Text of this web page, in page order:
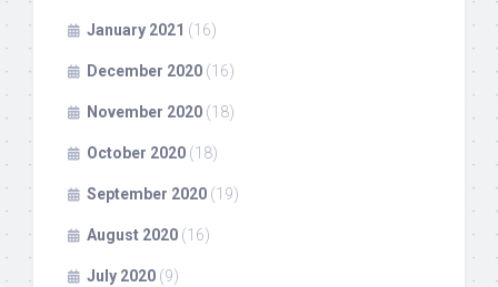
January 2021 (16)
December 2020 (16)
November 2020 (18)
October 2020 (18)
September 2020 (19)
August 2020 (16)
July 2020 (9)